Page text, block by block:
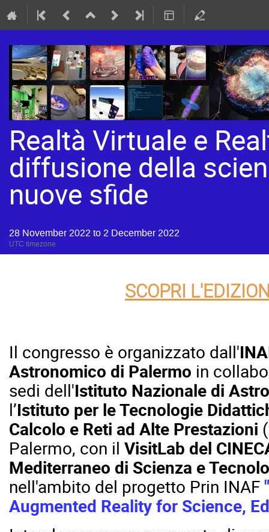
Realtà Virtuale e
diffusione della
nuove sfide
28 November 2022 to 2 December 2022
UTC timezone
SCOPRI
Il congresso è organizzato dall'
Astronomico di Palermo in
sedi dell'Istituto Nazionale di
l’Istituto per le Tecnologie
Calcolo e Reti ad Alte Prestazioni
Palermo, con il VisitLab del
Mediterraneo di Scienza e
nell'ambito del progetto Prin INAF"
Augmented Reality for Science,